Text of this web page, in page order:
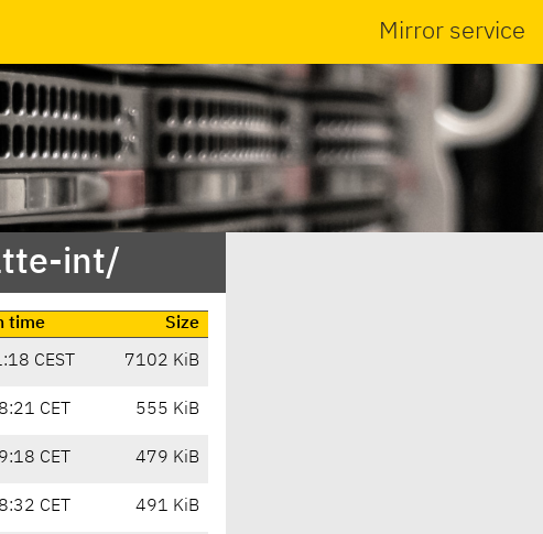
Mirror service
int/
time
Size
CEST 7102 KiB
CET 555 KiB
CET 479 KiB
CET 491 KiB